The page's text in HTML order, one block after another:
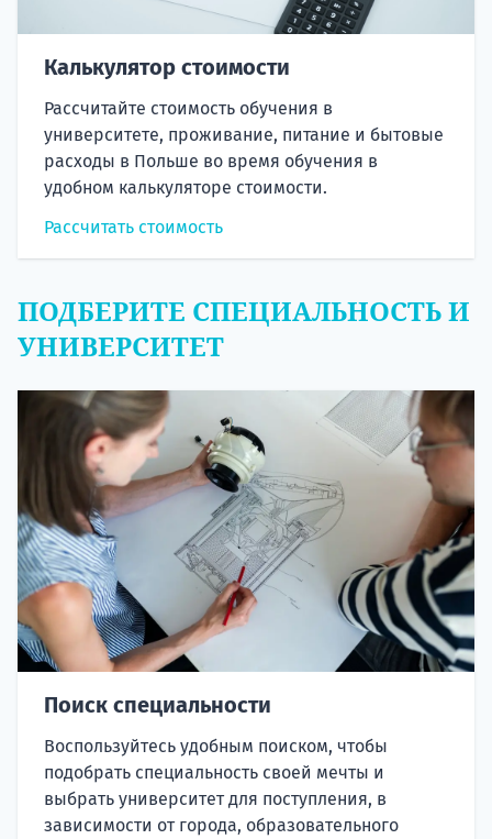
Калькулятор стоимости
Рассчитайте стоимость обучения в
университете, проживание, питание и бытовые
расходы в Польше во время обучения в
удобном калькуляторе стоимости.
Рассчитать стоимость
ПОДБЕРИТЕ СПЕЦИАЛЬНОСТЬ И
УНИВЕРСИТЕТ
Поиск специальности
Воспользуйтесь удобным поиском, чтобы
подобрать специальность своей мечты и
выбрать университет для поступления, в
зависимости от города, образовательного